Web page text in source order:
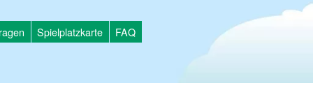
Spielplatzkarte FAQ